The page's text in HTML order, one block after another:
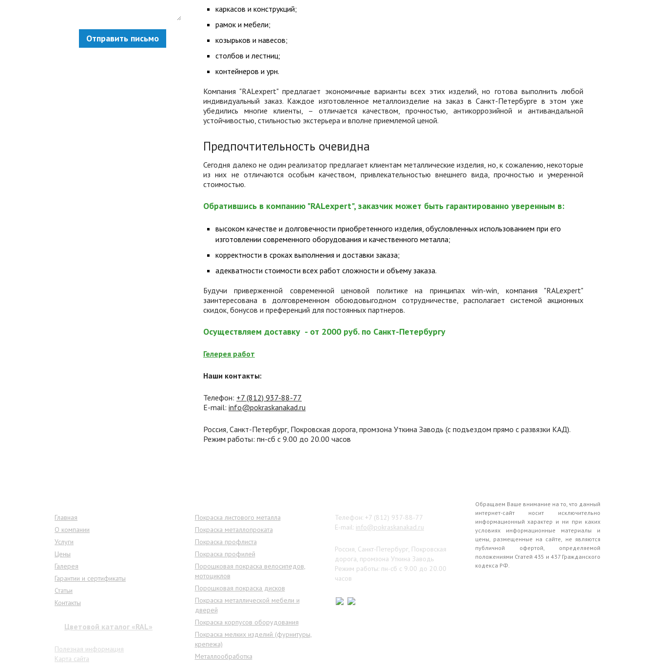
Отправить письмо
каркасов и конструкций;
рамок и мебели;
козырьков и навесов;
столбов и лестниц;
контейнеров и урн.
Компания "RALexpert" предлагает экономичные варианты всех этих изделий, но готова выполнить любой
индивидуальный заказ. Каждое изготовленное металлоизделие на заказ в Санкт-Петербурге в этом уже
убедились многие клиенты, – отличается качеством, прочностью, антикоррозийной и антивандальной
устойчивостью, стильностью экстерьера и вполне приемлемой ценой.
Предпочтительность очевидна
Сегодня далеко не один реализатор предлагает клиентам металлические изделия, но, к сожалению, некоторые
из них не отличаются особым качеством, привлекательностью внешнего вида, прочностью и умеренной
стоимостью.
Обратившись в компанию "RALexpert", заказчик может быть гарантированно уверенным в:
высоком качестве и долговечности приобретенного изделия, обусловленных использованием при его
изготовлении современного оборудования и качественного металла;
корректности в сроках выполнения и доставки заказа;
адекватности стоимости всех работ сложности и объему заказа.
Будучи приверженной современной ценовой политике на принципах win-win, компания "RALexpert"
заинтересована в долговременном обоюдовыгодном сотрудничестве, располагает системой акционных
скидок, бонусов и преференций для постоянных партнеров.
Осуществляем доставку - от 2000 руб. по Санкт-Петербургу
Гелерея работ
Наши контакты:
Телефон: +7 (812) 937-88-77
E-mail: info@pokraskanakad.ru
Россия, Санкт-Петербург, Покровская дорога, промзона Уткина Заводь (с подъездом прямо с развязки КАД).
Режим работы: пн-сб с 9.00 до 20.00 часов
Главная
О компании
Услуги
Цены
Галерея
Гарантии и сертификаты
Статьи
Контакты
Цветовой каталог «RAL»
Полезная информация
Карта сайта
Покраска листового металла
Покраска металлопроката
Покраска профлиста
Покраска профилей
Порошковая покраска велосипедов,
мотоциклов
Порошковая покраска дисков
Покраска металлической мебели и
дверей
Покраска корпусов оборудования
Покраска мелких изделий (фурнитуры,
крепежа)
Металлообработка
Телефон: +7 (812) 937-88-77
E-mail: info@pokraskanakad.ru
Россия, Санкт-Петербург, Покровская
дорога, промзона Уткина Заводь
Режим работы: пн-сб с 9.00 до 20.00
часов
Обращаем Ваше внимание на то, что данный
интернет-сайт носит исключительно
информационный характер и ни при каких
условиях информационные материалы и
цены, размещенные на сайте, не являются
публичной офертой, определяемой
положениями Статей 435 и 437 Гражданского
кодекса РФ.